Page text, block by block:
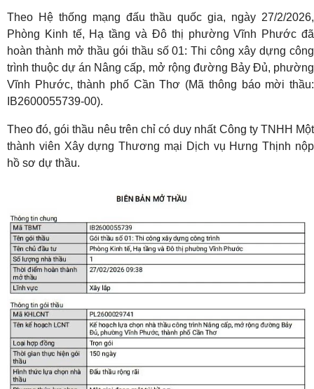
Theo Hệ thống mạng đấu thầu quốc gia, ngày 27/2/2026,
Phòng Kinh tế, Hạ tầng và Đô thị phường Vĩnh Phước đã
hoàn thành mở thầu gói thầu số 01: Thi công xây dựng công
trình thuộc dự án Nâng cấp, mở rộng đường Bảy Đủ, phường
Vĩnh Phước, thành phố Cần Thơ (Mã thông báo mời thầu:
IB2600055739-00).
Theo đó, gói thầu nêu trên chỉ có duy nhất Công ty TNHH Một
thành viên Xây dựng Thương mại Dịch vụ Hưng Thịnh nộp
hồ sơ dự thầu.